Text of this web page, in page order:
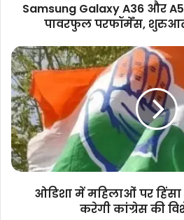
परफॉर्मेंस,
₹32,999
Samsung Galaxy A36 और
पावरफुल परफॉर्मेंस,
ओडिशा
में
महिलाओं
पर
हिंसा
के
मामलों
की
जांच
ओडिशा में महिलाओं पर
करेगी कांग्रेस की